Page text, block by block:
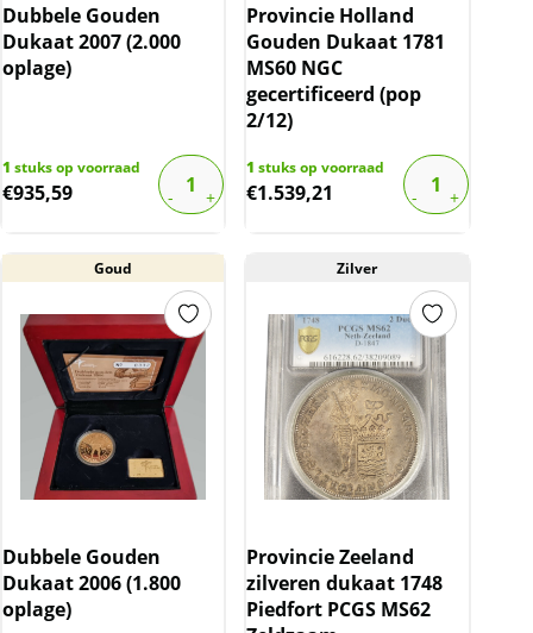
Dubbele Gouden
Dukaat 2007 (2.000
oplage)
1 stuks op voorraad
€935,59
Provincie Holland
Gouden Dukaat 1781
MS60 NGC
gecertificeerd (pop
2/12)
1 stuks op voorraad
€1.539,21
Goud
Dubbele Gouden
Dukaat 2006 (1.800
oplage)
Zilver
Provincie Zeeland
zilveren dukaat 1748
Piedfort PCGS MS62